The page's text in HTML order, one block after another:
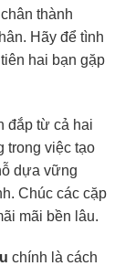
thành
Hãy để tình
hai bạn gặp
đắp từ cả hai
trong việc tạo
dựa vững
Chúc các cặp
mãi bền lâu.
chính là cách